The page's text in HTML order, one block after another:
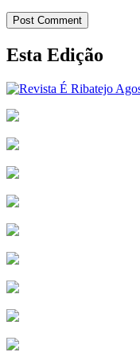
Post Comment
Esta Edição